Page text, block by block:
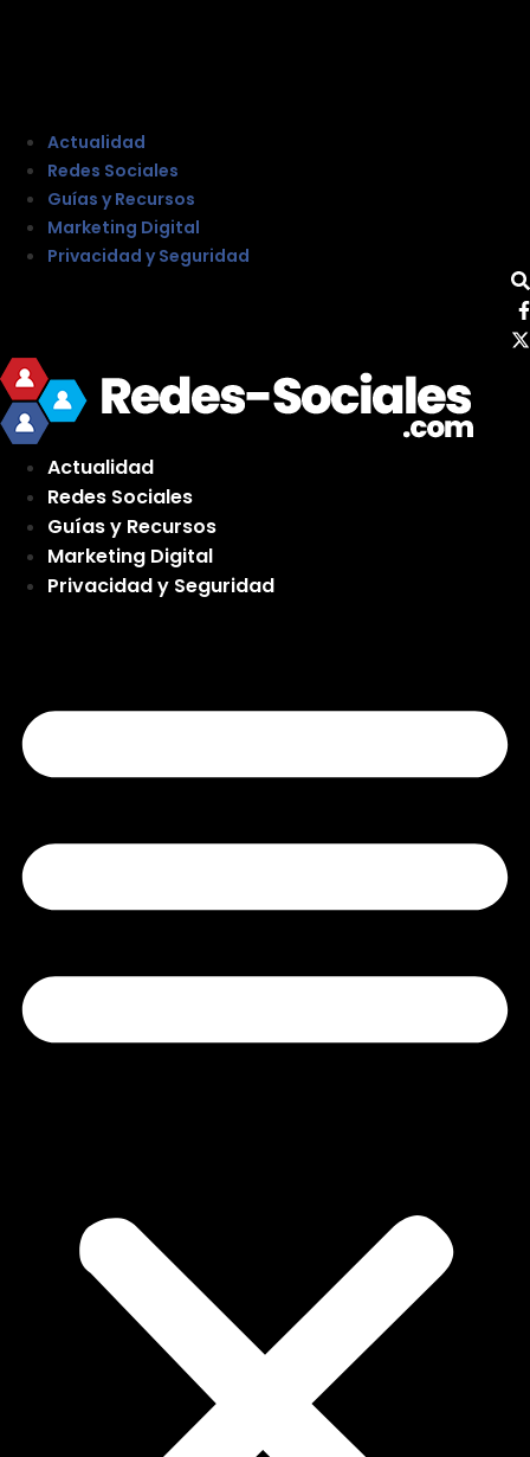
Actualidad
Redes Sociales
Guías y Recursos
Marketing Digital
Privacidad y Seguridad
Actualidad
Redes Sociales
Guías y Recursos
Marketing Digital
Privacidad y Seguridad